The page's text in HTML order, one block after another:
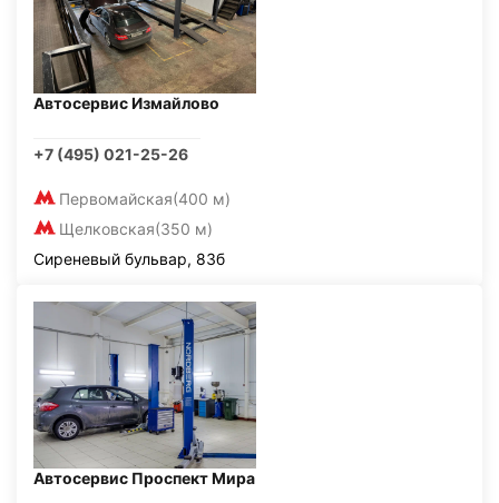
Автосервис Измайлово
+7 (495) 021-25-26
Первомайская(400 м)
Щелковская(350 м)
Сиреневый бульвар, 83б
Автосервис Проспект Мира